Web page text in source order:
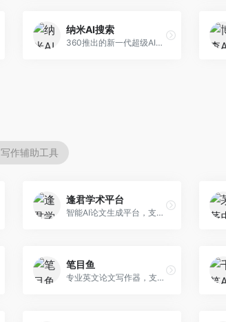
纳米AI搜索
360推出的新一代超级AI搜索，深度整合360搜索资源。面向普通用户，提供智能问答、多模态搜索、内容生成等服务，安全可靠。
写作辅助工具
逢君学术平台
智能AI论文生成平台，支持查重检测。面向高校学生和研究人员，提供论文选题、内容生成、查重修改等一站式服务，学术写作流程完整。
笔目鱼
专业英文论文写作器，支持学术论文全流程。面向留学生和国际期刊投稿者，提供英文论文撰写、润色、格式调整等服务，学术英语表达规范。